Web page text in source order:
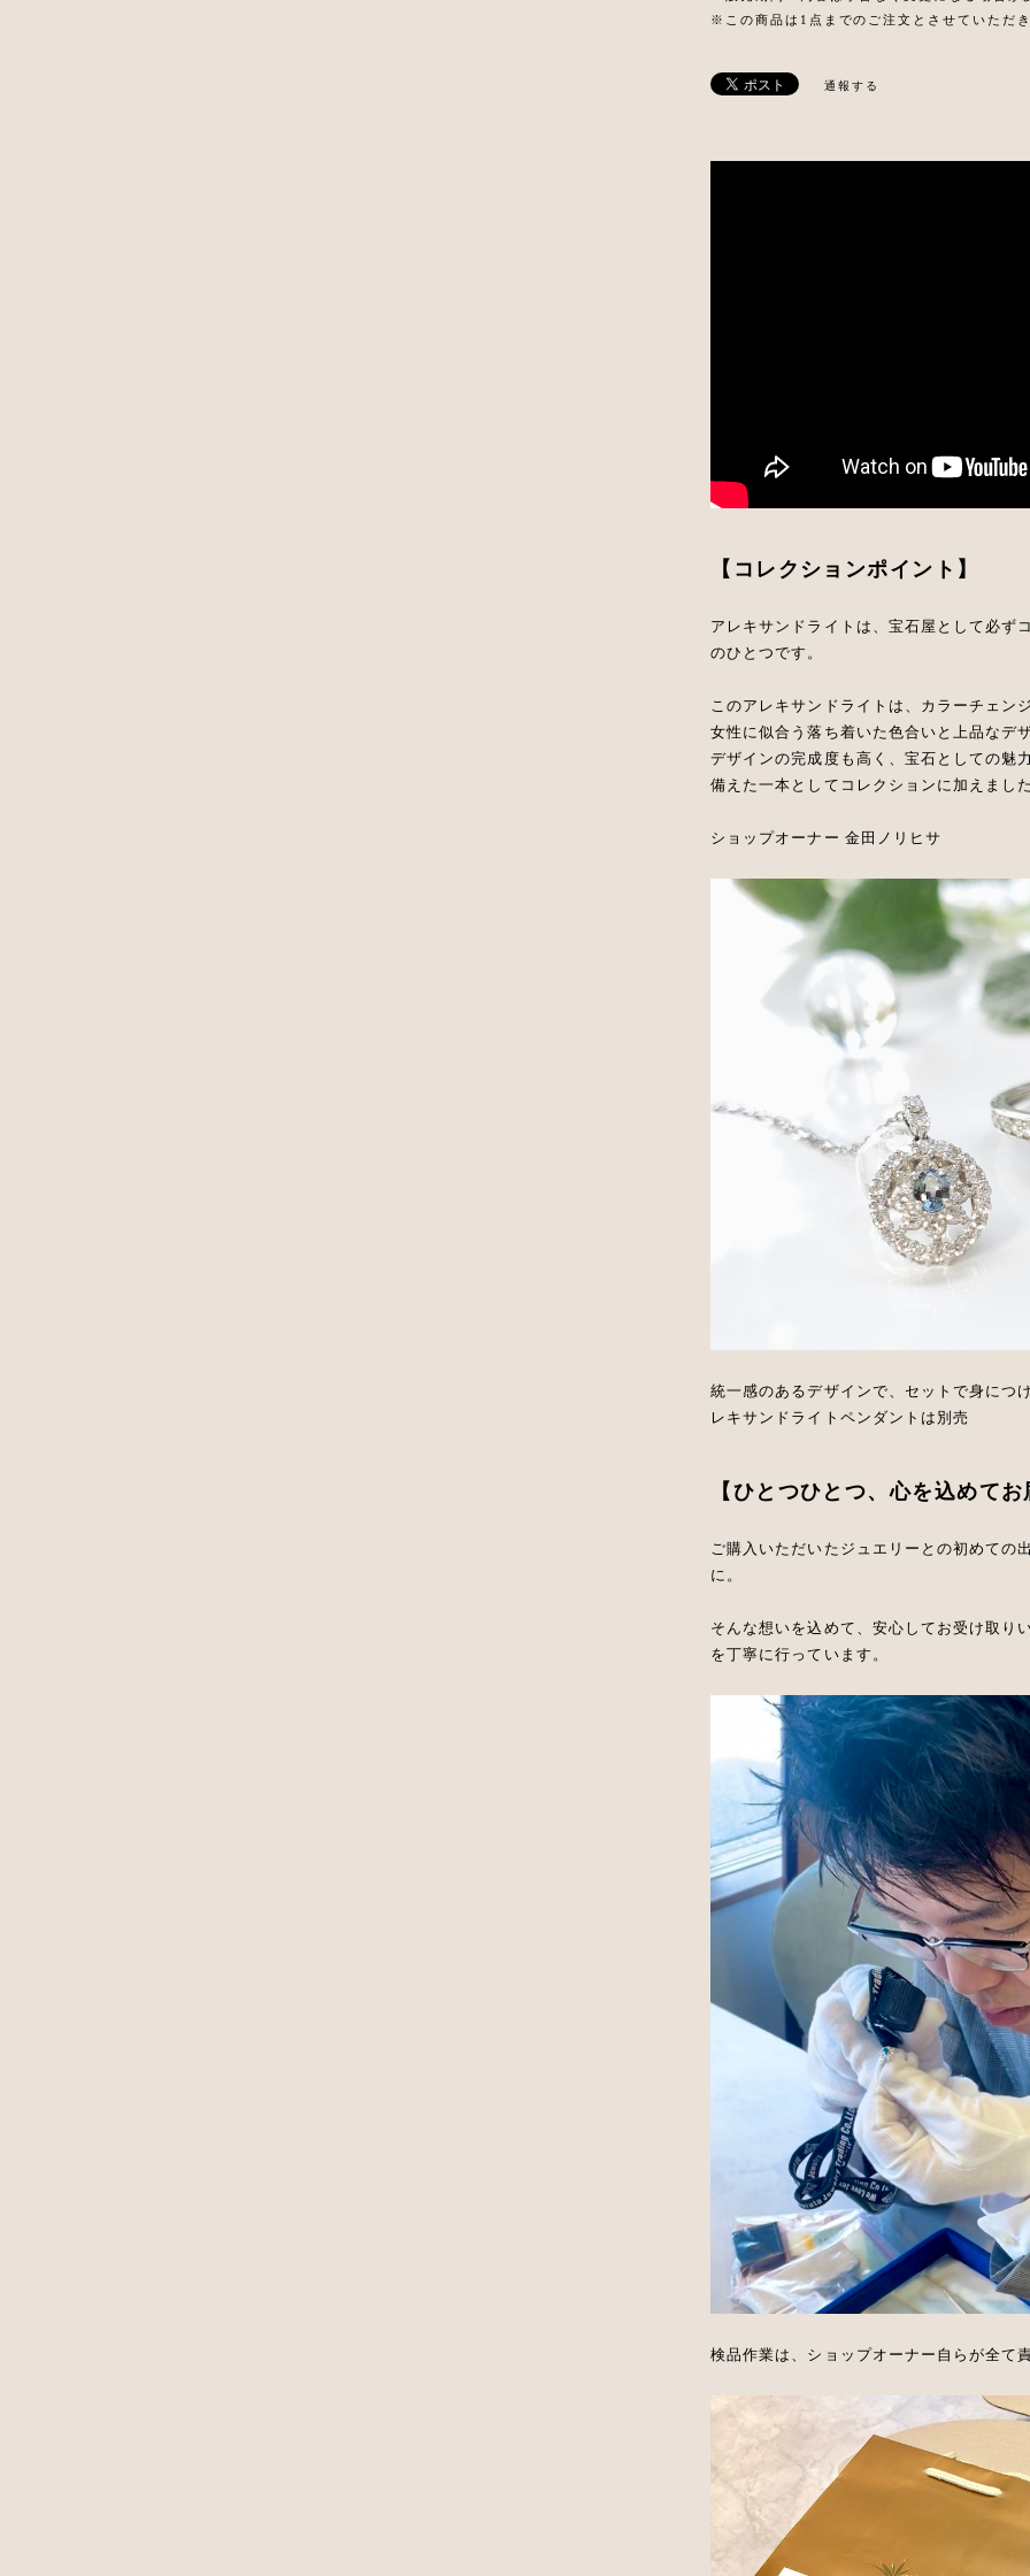
※この商品は1点までのご注文とさせていただ
通報する
【コレクションポイント】
アレキサンドライトは、宝石屋として必ず
のひとつです。
このアレキサンドライトは、カラーチェン
女性に似合う落ち着いた色合いと上品なデ
デザインの完成度も高く、宝石としての魅
備えた一本としてコレクションに加えまし
ショップオーナー 金田ノリヒサ
統一感のあるデザインで、セットで身に
レキサンドライトペンダントは別売
【ひとつひとつ、心を込めて
ご購入いただいたジュエリーとの初めての
に。
そんな想いを込めて、安心してお受け取り
を丁寧に行っています。
検品作業は、ショップオーナー自らが全て